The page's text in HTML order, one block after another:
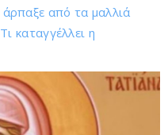
από τα μαλλιά
καταγγέλλει η